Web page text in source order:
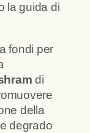
la guida di
fondi per
di
della
degrado